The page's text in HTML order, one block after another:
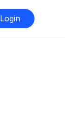
Login